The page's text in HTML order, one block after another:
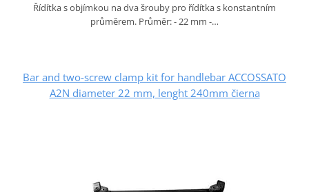
Řídítka s objímkou na dva šrouby pro řídítka s konstantním
průměrem. Průměr: - 22 mm -…
Bar and two-screw clamp kit for handlebar ACCOSSATO
A2N diameter 22 mm, lenght 240mm čierna